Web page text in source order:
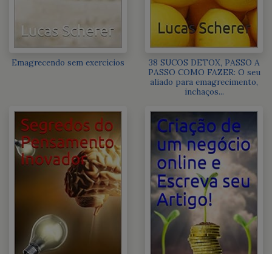
Emagrecendo sem exercicios
38 SUCOS DETOX, PASSO A
PASSO COMO FAZER: O seu
aliado para emagrecimento,
inchaços...